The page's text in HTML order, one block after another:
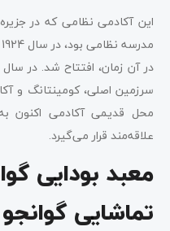
این آکادمی نظامی که در
سرزمین اصلی، کومینتانگ و
محل قدیمی آکادمی اکنون به
علاقه‌مند قرار می‌گیرد.
معبد بودایی
تماشایی گوانجو